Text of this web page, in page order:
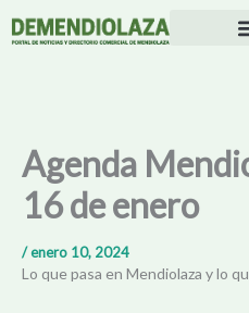
Agenda
16 de enero
/enero 10, 2024
Lo que pasa en Mendiolaza y lo